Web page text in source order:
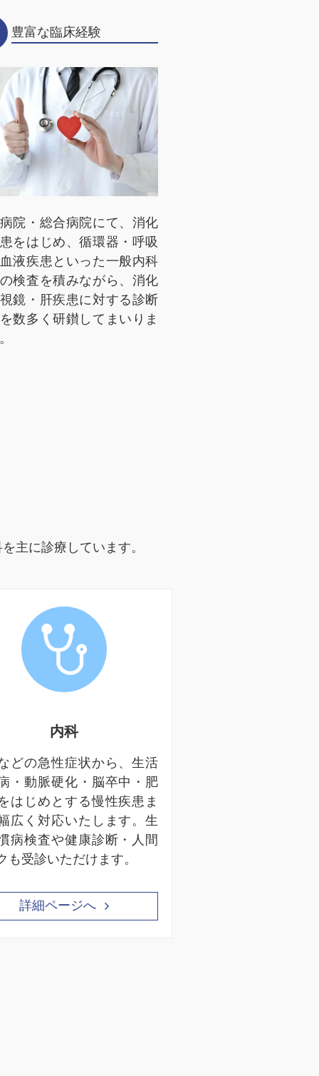
豊富な臨床経験
院・総合病院にて、消化
をはじめ、循環器・呼吸
液疾患といった一般内科
検査を積みながら、消化
鏡・肝疾患に対する診断
数多く研鑚してまいりま
主に診療しています。
内科
どの急性症状から、生活
・動脈硬化・脳卒中・肥
はじめとする慢性疾患ま
広く対応いたします。生
病検査や健康診断・人間
も受診いただけます。
詳細ページへ